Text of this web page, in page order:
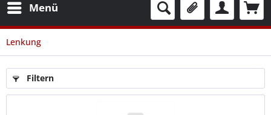
Menü
Lenkung
Filtern